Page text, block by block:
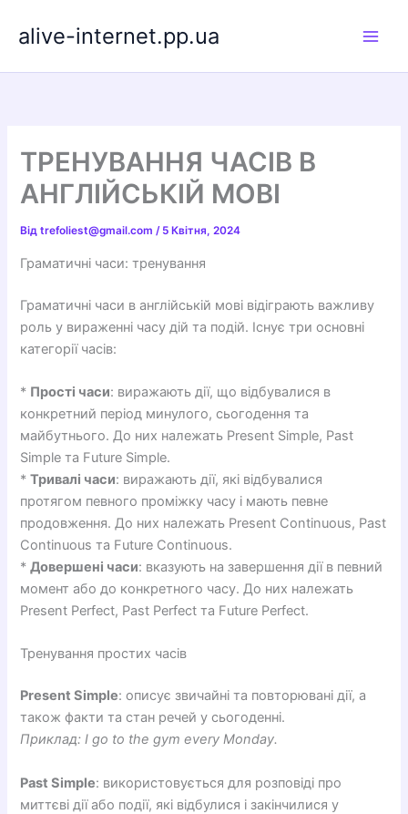
alive-internet.pp.ua
ТРЕНУВАННЯ ЧАСІВ В
АНГЛІЙСЬКІЙ МОВІ
Відtrefoliest@gmail.com/ 5 Квітня, 2024
Граматичні часи: тренування
Граматичні часи в англійській мові відіграють важливу
роль у вираженні часу дій та подій. Існує три основні
категорії часів:
* Прості часи: виражають дії, що відбувалися в
конкретний період минулого, сьогодення та
майбутнього. До них належать Present Simple, Past
Simple та Future Simple.
*Тривалі часи: виражають дії, які відбувалися
протягом певного проміжку часу і мають певне
продовження. До них належать Present Continuous, Past
Continuous та Future Continuous.
*Довершені часи: вказують на завершення дії в певний
момент або до конкретного часу. До них належать
Present Perfect, Past Perfect та Future Perfect.
Тренування простих часів
Present Simple: описує звичайні та повторювані дії, а
також факти та стан речей у сьогоденні.
Приклад: I go to the gym every Monday.
Past Simple: використовується для розповіді про
миттєві дії або події, які відбулися і закінчилися у